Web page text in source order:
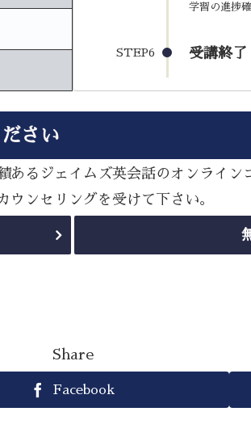
学習の進捗
STEP6 受講終了
さい
るジェイムズ英会話のオンライ
ンセリングを受けて下さい。
Share
Facebook